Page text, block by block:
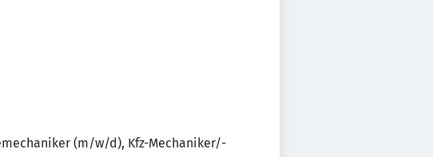
(m/w/d), Kfz-Mechaniker/-